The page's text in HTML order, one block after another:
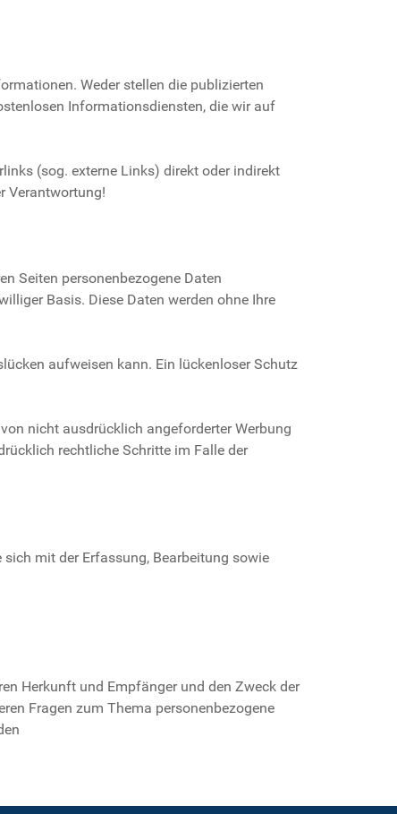
Weder stellen die publizierten
Informationsdiensten, die wir auf
(sog. externe Links) direkt oder indirekt
Verantwortung!
Seiten personenbezogene Daten
Basis. Diese Daten werden ohne Ihre
aufweisen kann. Ein lückenloser Schutz
nicht ausdrücklich angeforderter Werbung
rechtliche Schritte im Falle der
mit der Erfassung, Bearbeitung sowie
Herkunft und Empfänger und den Zweck der
Fragen zum Thema personenbezogene